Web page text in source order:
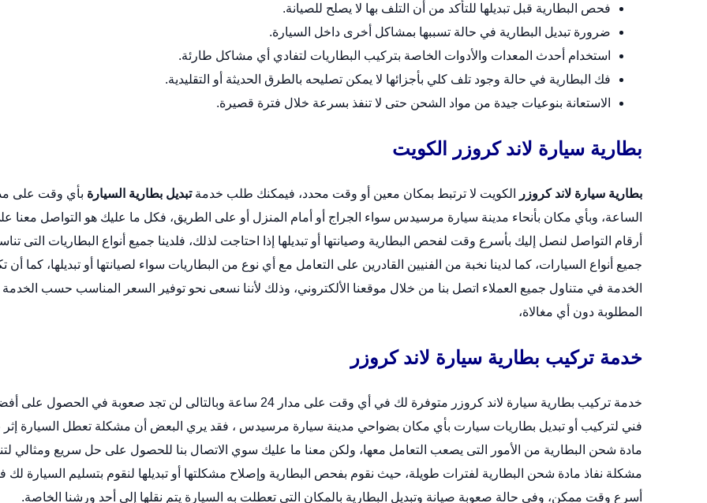
فحص البطارية قبل تبديلها للتأكد من أن التلف بها لا يصلح للصيانة.
ضرورة تبديل البطارية في حالة تسببها بمشاكل أخرى داخل السيارة.
استخدام أحدث المعدات والأدوات الخاصة بتركيب البطاريات لتفادي أي مشاكل طارئة.
فك البطارية في حالة وجود تلف كلي بأجزائها لا يمكن تصليحه بالطرق الحديثة أو التقليدية.
الاستعانة بنوعيات جيدة من مواد الشحن حتى لا تنفذ بسرعة خلال فترة قصيرة.
بطارية سيارة لاند كروزر الكويت
بطارية سيارة لاند كروزر الكويت لا ترتبط بمكان معين أو وقت محدد، فيمكنك طلب خدمةتبديل بطارية السيارة بأي وقت على
الساعة، وبأي مكان بأنحاء مدينة سيارة مرسيدس سواء الجراج أو أمام المنزل أو على الطريق، فكل ما عليك هو التواصل معنا
أرقام التواصل لنصل إليك بأسرع وقت لفحص البطارية وصيانتها أو تبديلها إذا احتاجت لذلك، فلدينا جميع أنواع البطاريات التى
جميع أنواع السيارات، كما لدينا نخبة من الفنيين القادرين على التعامل مع أي نوع من البطاريات سواء لصيانتها أو تبديلها، كما أن
الخدمة في متناول جميع العملاء اتصل بنا من خلال موقعنا الألكتروني، وذلك لأننا نسعى نحو توفير السعر المناسب حسب الخدمة
المطلوبة دون أي مغالاة،
خدمة تركيب بطارية سيارة لاند كروزر
خدمة تركيب بطارية سيارة لاند كروزر متوفرة لك في أي وقت على مدار 24 ساعة وبالتالى لن تجد صعوبة في الحصول
فني لتركيب أو تبديل بطاريات سيارت بأي مكان بضواحي مدينة سيارة مرسيدس ، فقد يري البعض أن مشكلة تعطل السيارة إثر
مادة شحن البطارية من الأمور التى يصعب التعامل معها، ولكن معنا ما عليك سوي الاتصال بنا للحصول على حل سريع ومثالي
مشكلة نفاذ مادة شحن البطارية لفترات طويلة، حيث نقوم بفحص البطارية وإصلاح مشكلتها أو تبديلها لنقوم بتسليم السيارة لك
أسرع وقت ممكن، وفي حالة صعوبة صيانة وتبديل البطارية بالمكان التى تعطلت به السيارة يتم نقلها إلى أحد ورشنا الخاصة.